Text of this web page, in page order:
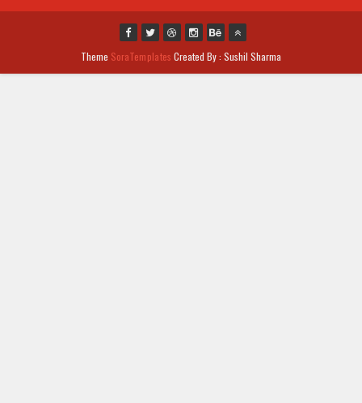
Theme SoraTemplates Created By : Sushil Sharma